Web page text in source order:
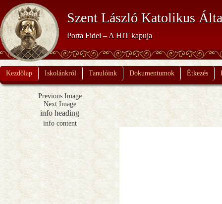
Szent László Katolikus
Porta Fidei – A HIT kapuja
Kezdőlap Iskolánkról Tanulóink Dokumentumok Étkezés
Previous Image
Next Image
info heading
info content